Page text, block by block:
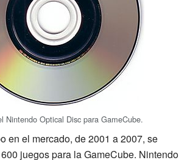
Nintendo Optical Disc para GameCube.
en el mercado, de 2001 a 2007, se
juegos para la GameCube. Nintendo